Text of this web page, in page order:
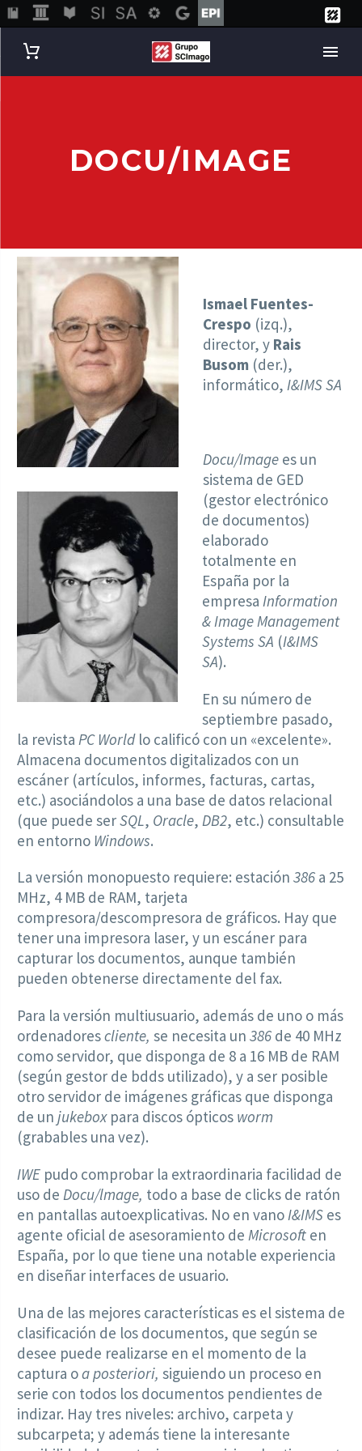
DOCU/IMAGE
Ismael Fuentes-
Crespo (izq.),
director, y Rais
Busom (der.),
informático,I&IMS SA
Docu/Image es un
sistema de GED
(gestor electrónico
de documentos)
elaborado
totalmente en
España por la
empresa Information
& Image Management
Systems SA (I&IMS
SA).
En su número de
septiembre pasado,
la revista PC World lo calificó con un «excelente».
Almacena documentos digitalizados con un
escáner (artículos, informes, facturas, cartas,
etc.) asociándolos a una base de datos relacional
(que puede serSQL, Oracle, DB2, etc.) consultable
en entorno Windows.
La versión monopuesto requiere: estación 386 a 25
MHz, 4 MB de RAM, tarjeta
compresora/descompresora de gráficos. Hay que
tener una impresora laser, y un escáner para
capturar los documentos, aunque también
pueden obtenerse directamente del fax.
Para la versión multiusuario, además de uno o más
ordenadorescliente, se necesita un 386 de 40 MHz
como servidor, que disponga de 8 a 16 MB de RAM
(según gestor de bdds utilizado), y a ser posible
otro servidor de imágenes gráficas que disponga
de un jukebox para discos ópticos worm
(grabables una vez).
IWE pudo comprobar la extraordinaria facilidad de
uso de Docu/lmage, todo a base de clicks de ratón
en pantallas autoexplicativas. No en vanoI&IMS es
agente oficial de asesoramiento de Microsoft en
España, por lo que tiene una notable experiencia
en diseñar interfaces de usuario.
Una de las mejores características es el sistema de
clasificación de los documentos, que según se
desee puede realizarse en el momento de la
captura oa posteriori, siguiendo un proceso en
serie con todos los documentos pendientes de
indizar. Hay tres niveles: archivo, carpeta y
subcarpeta; y además tiene la interesante